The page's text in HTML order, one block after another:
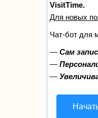
VisitTime.
Для новых
Чат-бот для
— Сам
—
—